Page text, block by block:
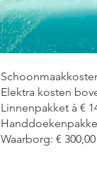
Elektra kosten
Linnenpakket à €
Waarborg: € 300,00